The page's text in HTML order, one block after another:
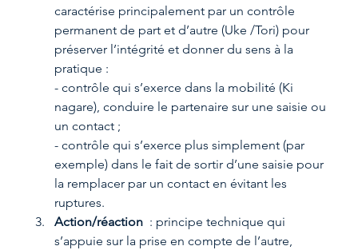
caractérise principalement par un contrôle
permanent de part et d’autre (Uke /Tori) pour
préserver l’intégrité et donner du sens à la
pratique :
- contrôle qui s’exerce dans la mobilité (Ki
nagare), conduire le partenaire sur une saisie ou
un contact ;
- contrôle qui s’exerce plus simplement (par
exemple) dans le fait de sortir d’une saisie pour
la remplacer par un contact en évitant les
ruptures.
Action/réaction : principe technique qui
s’appuie sur la prise en compte de l’autre,